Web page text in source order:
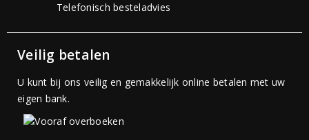
Telefonisch besteladvies
Veilig betalen
U kunt bij ons veilig en gemakkelijk online betalen met uw
eigen bank.